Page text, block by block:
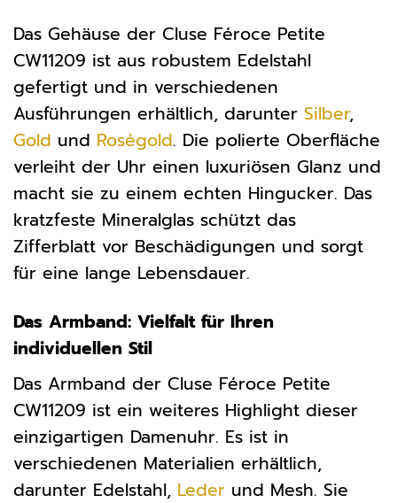
Das Gehäuse der Cluse Féroce Petite
CW11209 ist aus robustem Edelstahl
gefertigt und in verschiedenen
Ausführungen erhältlich, darunter Silber,
Gold und Roségold. Die polierte Oberfläche
verleiht der Uhr einen luxuriösen Glanz und
macht sie zu einem echten Hingucker. Das
kratzfeste Mineralglas schützt das
Zifferblatt vor Beschädigungen und sorgt
für eine lange Lebensdauer.
Das Armband: Vielfalt für Ihren
individuellen Stil
Das Armband der Cluse Féroce Petite
CW11209 ist ein weiteres Highlight dieser
einzigartigen Damenuhr. Es ist in
verschiedenen Materialien erhältlich,
darunter Edelstahl, Leder und Mesh. Sie